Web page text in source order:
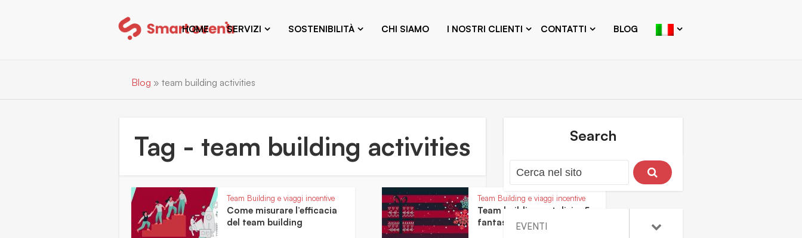
HOME SERVIZI SOSTENIBILITÀ CHI SIAMO I NOSTRI CLIENTI CONTATTI BLOG
Blog » team building activities
Tag - team building activities
Team Building e viaggi incentive
Come misurare l’efficacia
del team building
Team Building e viaggi incentive
Team building natalizio: 5
fantastiche idee per il tuo...
Search
EVENTI